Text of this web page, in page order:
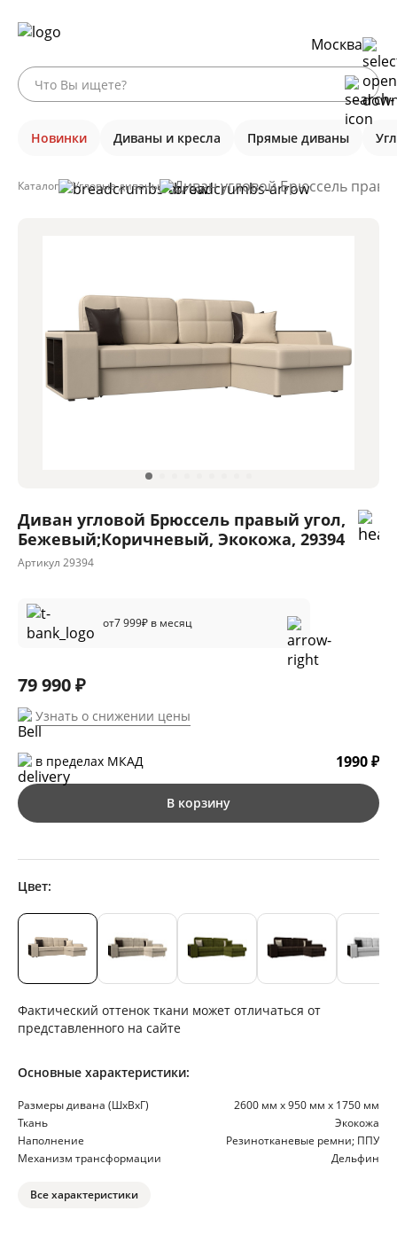
Москва
Новинки Диваны и кресла Прямые диваны
Каталог Угловые диваны Диван угловой Брюссель
Диван угловой Брюссель правый угол,
Бежевый;Коричневый, Экокожа, 29394
Артикул 29394
от7 999₽ в месяц
79 990 ₽
Узнать о снижении цены
в пределах МКАД 1990 ₽
В корзину
Цвет:
Фактический оттенок ткани может отличаться от
представленного на сайте
Основные характеристики:
Размеры дивана (ШхВхГ)
2600 мм х 950 мм х 1750 мм
Ткань
Экокожа
Наполнение
Резинотканевые ремни; ППУ
Механизм трансформации
Дельфин
Все характеристики